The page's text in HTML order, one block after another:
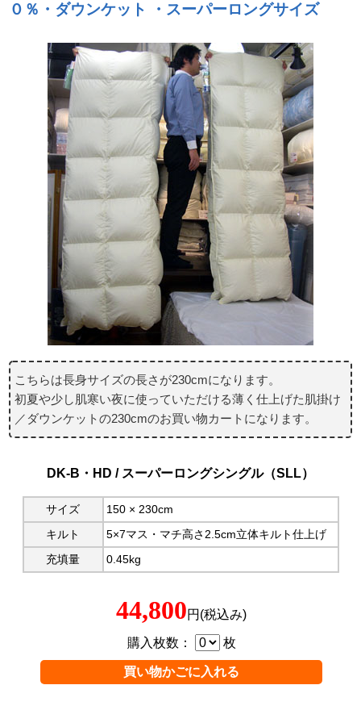
０％・ダウンケット ・スーパーロングサイズ
こちらは長身サイズの長さが230cmになります。
初夏や少し肌寒い夜に使っていただける薄く仕上げた肌掛け
／ダウンケットの230cmのお買い物カートになります。
DK-B・HD / スーパーロングシングル（SLL）
サイズ
150 × 230cm
キルト
5×7マス・マチ高さ2.5cm立体キルト仕上げ
充填量
0.45kg
44,800円(税込み)
購入枚数： 枚